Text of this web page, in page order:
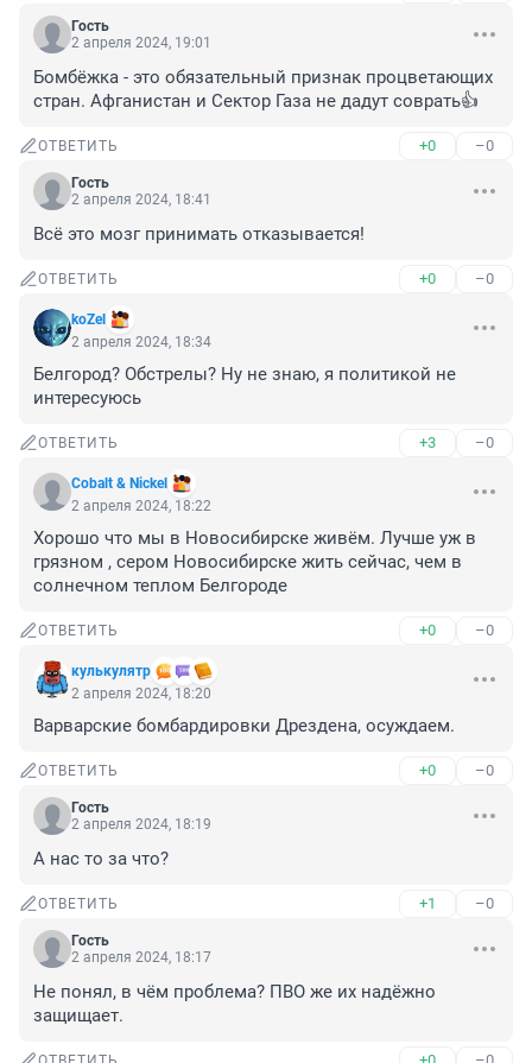
Гость
2 апреля 2024, 19:01
Бомбёжка - это обязательный признак процветающих
стран. Афганистан и Сектор Газа не дадут соврать👍
ОТВЕТИТЬ +0 –0
Гость
2 апреля 2024, 18:41
Всё это мозг принимать отказывается!
ОТВЕТИТЬ +0 –0
koZel
2 апреля 2024, 18:34
Белгород? Обстрелы? Ну не знаю, я политикой не
интересуюсь
ОТВЕТИТЬ +3 –0
Cobalt & Nickel
2 апреля 2024, 18:22
Хорошо что мы в Новосибирске живём. Лучше уж в
грязном , сером Новосибирске жить сейчас, чем в
солнечном теплом Белгороде
ОТВЕТИТЬ +0 –0
кулькулятр
2 апреля 2024, 18:20
Варварские бомбардировки Дрездена, осуждаем.
ОТВЕТИТЬ +0 –0
Гость
2 апреля 2024, 18:19
А нас то за что?
ОТВЕТИТЬ +1 –0
Гость
2 апреля 2024, 18:17
Не понял, в чём проблема? ПВО же их надёжно
защищает.